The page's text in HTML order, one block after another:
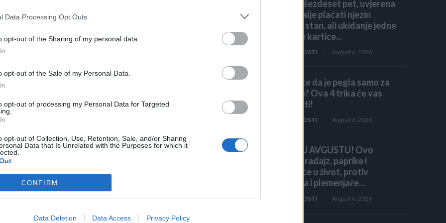
Data Processing Opt Outs
opt-out of the Sharing of my personal data.
opt-out of the Sale of my Personal Data.
opt-out of processing my Personal Data for Targeted
opt-out of Collection, Use, Retention, Sale, and/or Sharing
Data that Is Unrelated with the Purposes for which it
CONFIRM
Data Deletion Data Access Privacy Policy
dečacima uzrasta od devet do 13 godina, a onda joj je priče
obljubi u haustoru.
I imala je razloga za to. Još krajem 2014. godine,
Majkl” pokušao da ga dodiruje i poljubi. Tada se već
lampica” i zapretila je komšiji, ali on nije mnogo
da ga je Majkl jurio oko zgrade i dobacivao mu da će kad-
navršila šezdeset pet, uvjerena
da ću i dalje plaćati njezin
luksuzni stan, ali ukidanje jedne
dodatne kartice...
ZANIMLJIVOSTI August 6, 2026
Mislite da je pegla samo za
peglanje? Ova 4 trika će vas
iznenaditi!
ZANIMLJIVOSTI August 6, 2026
HITNO U AVGUSTU! Ovo
vraća paradajz, paprike i
krastavce u život, protiv
štetočina i plemenjače…
ZANIMLJIVOSTI August 6, 2026